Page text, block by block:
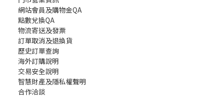
網站會員及購物金QA
點數兌換QA
物流寄送及發票
訂單取消及退換貨
歷史訂單查詢
海外訂購說明
交易安全說明
智慧財產及隱私權聲明
合作洽談